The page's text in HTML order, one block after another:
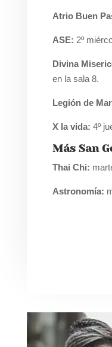
Atrio Buen
ASE: 2º
Divina
en la sala 8.
Legión de
X la vida: 4º
Más San
Thai Chi:
Astronomía: